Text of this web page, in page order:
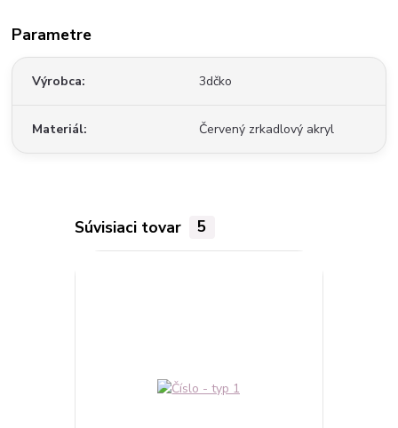
Parametre
Výrobca 3dčko
Materiál Červený zrkadlový akryl
Súvisiaci tovar 5